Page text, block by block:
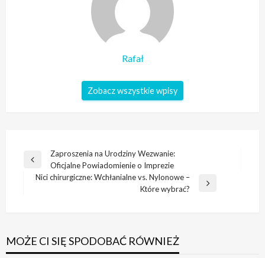
Rafał
Zobacz wszystkie wpisy
Nawigacja
wpisu
Poprzedni
wpis
Zaproszenia na Urodziny Wezwanie:
Oficjalne Powiadomienie o Imprezie
Nici chirurgiczne: Wchłanialne vs. Nylonowe –
Które wybrać?
MOŻE CI SIĘ SPODOBAĆ RÓWNIEŻ